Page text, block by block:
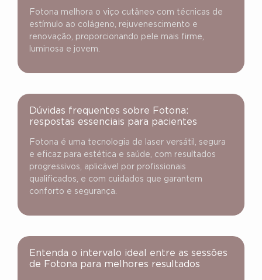
Fotona melhora o viço cutâneo com técnicas de
estímulo ao colágeno, rejuvenescimento e
renovação, proporcionando pele mais firme,
luminosa e jovem.
Dúvidas frequentes sobre Fotona:
respostas essenciais para pacientes
Fotona é uma tecnologia de laser versátil, segura
e eficaz para estética e saúde, com resultados
progressivos, aplicável por profissionais
qualificados, e com cuidados que garantem
conforto e segurança.
Entenda o intervalo ideal entre as sessões
de Fotona para melhores resultados